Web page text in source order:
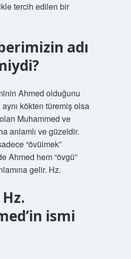
tercih edilen bir
adı
Ahmed olduğunu
kökten türemiş olsa
Muhammed ve
anlamlı ve güzeldir.
“övülmek”
Ahmed hem “övgü”
gelir. Hz.
ismi